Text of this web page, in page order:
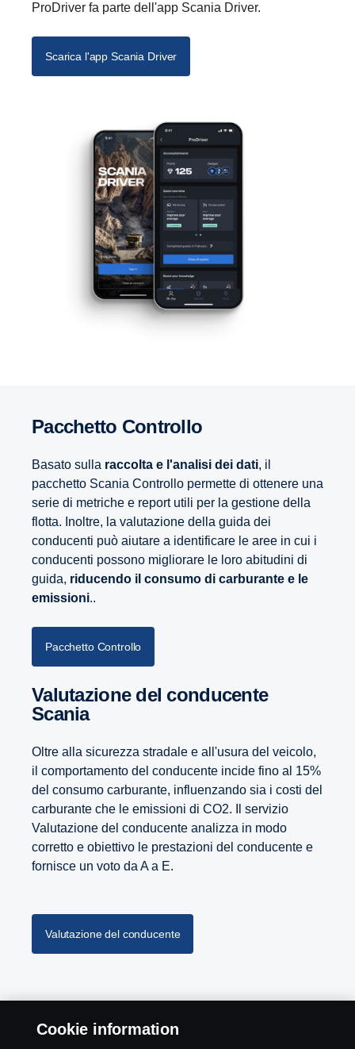
ProDriver fa parte dell'app Scania Driver.
Scarica l'app Scania Driver
Pacchetto Controllo
Basato sulla raccolta e l'analisi dei dati, il
pacchetto Scania Controllo permette di ottenere una
serie di metriche e report utili per la gestione della
flotta. Inoltre, la valutazione della guida dei
conducenti può aiutare a identificare le aree in cui i
conducenti possono migliorare le loro abitudini di
guida, riducendo il consumo di carburante e le
emissioni..
Pacchetto Controllo
Valutazione del conducente
Scania
Oltre alla sicurezza stradale e all'usura del veicolo,
il comportamento del conducente incide fino al 15%
del consumo carburante, influenzando sia i costi del
carburante che le emissioni di CO2. Il servizio
Valutazione del conducente analizza in modo
corretto e obiettivo le prestazioni del conducente e
fornisce un voto da A a E.
Valutazione del conducente
Cookie information